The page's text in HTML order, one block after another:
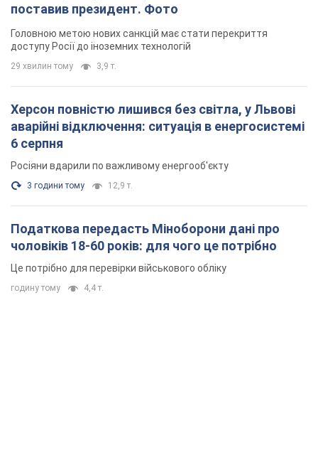
поставив президент. Фото
Головною метою нових санкцій має стати перекриття
доступу Росії до іноземних технологій
29 хвилин тому 3,9 т.
Херсон повністю лишився без світла, у Львові
аварійні відключення: ситуація в енергосистемі
6 серпня
Росіяни вдарили по важливому енергооб'єкту
3 години тому 12,9 т.
Податкова передасть Міноборони дані про
чоловіків 18-60 років: для чого це потрібно
Це потрібно для перевірки військового обліку
годину тому 4,4 т.